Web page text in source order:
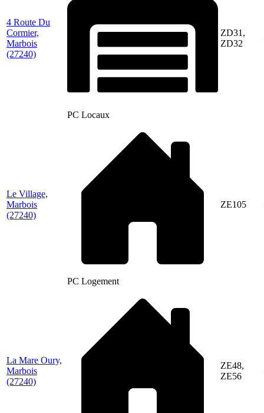
4 Route Du
Cormier,
Marbois
(27240)
PC Locaux
ZD31,
ZD32
Le Village,
Marbois
(27240)
PC Logement
ZE105
La Mare Oury,
Marbois
(27240)
ZE48,
ZE56